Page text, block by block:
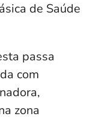
de Saúde
passa
com
zona